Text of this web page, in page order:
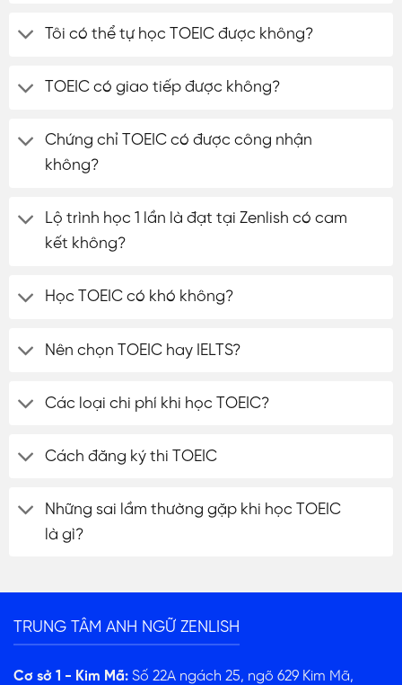
Tôi có thể tự học TOEIC được không?
TOEIC có giao tiếp được không?
Chứng chỉ TOEIC có được công nhận
không?
Lộ trình học 1 lần là đạt tại Zenlish có cam
kết không?
Học TOEIC có khó không?
Nên chọn TOEIC hay IELTS?
Các loại chi phí khi học TOEIC?
Cách đăng ký thi TOEIC
Những sai lầm thường gặp khi học TOEIC
là gì?
TRUNG TÂM ANH NGỮ ZENLISH
Cơ sở 1 - Kim Mã: Số 22A ngách 25, ngõ 629 Kim Mã,